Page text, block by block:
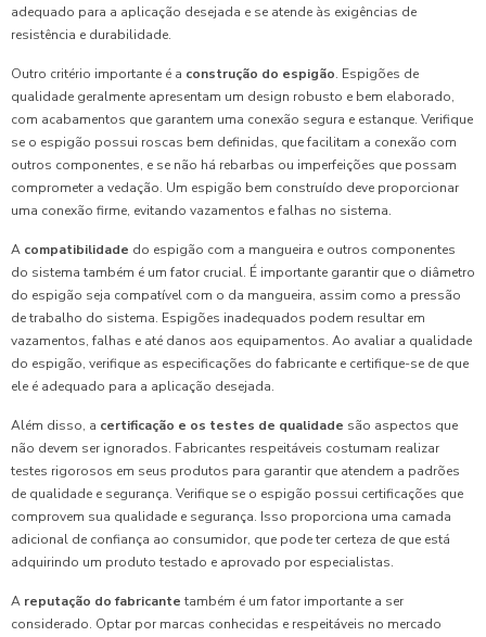
adequado para a aplicação desejada e se atende às exigências de
resistência e durabilidade.
Outro critério importante é a construção do espigão. Espigões de
qualidade geralmente apresentam um design robusto e bem elaborado,
com acabamentos que garantem uma conexão segura e estanque. Verifique
se o espigão possui roscas bem definidas, que facilitam a conexão com
outros componentes, e se não há rebarbas ou imperfeições que possam
comprometer a vedação. Um espigão bem construído deve proporcionar
uma conexão firme, evitando vazamentos e falhas no sistema.
A compatibilidade do espigão com a mangueira e outros componentes
do sistema também é um fator crucial. É importante garantir que o diâmetro
do espigão seja compatível com o da mangueira, assim como a pressão
de trabalho do sistema. Espigões inadequados podem resultar em
vazamentos, falhas e até danos aos equipamentos. Ao avaliar a qualidade
do espigão, verifique as especificações do fabricante e certifique-se de que
ele é adequado para a aplicação desejada.
Além disso, a certificação e os testes de qualidade são aspectos que
não devem ser ignorados. Fabricantes respeitáveis costumam realizar
testes rigorosos em seus produtos para garantir que atendem a padrões
de qualidade e segurança. Verifique se o espigão possui certificações que
comprovem sua qualidade e segurança. Isso proporciona uma camada
adicional de confiança ao consumidor, que pode ter certeza de que está
adquirindo um produto testado e aprovado por especialistas.
A reputação do fabricante também é um fator importante a ser
considerado. Optar por marcas conhecidas e respeitáveis no mercado